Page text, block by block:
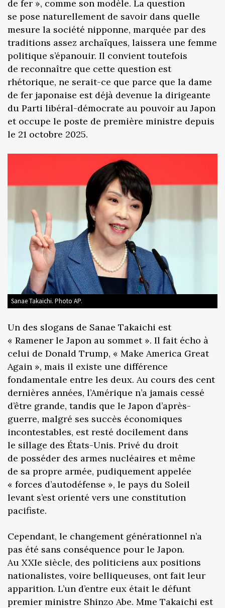
de fer », comme son modèle. La question
se pose naturellement de savoir dans quelle
mesure la société nipponne, marquée par des
traditions assez archaïques, laissera une femme
politique s’épanouir. Il convient toutefois
de reconnaître que cette question est
rhétorique, ne serait-ce que parce que la dame
de fer japonaise est déjà devenue la dirigeante
du Parti libéral-démocrate au pouvoir au Japon
et occupe le poste de première ministre depuis
le 21 octobre 2025.
Sanae Takaichi. Photo AP.
Un des slogans de Sanae Takaichi est
« Ramener le Japon au sommet ». Il fait écho à
celui de Donald Trump, « Make America Great
Again », mais il existe une différence
fondamentale entre les deux. Au cours des cent
dernières années, l’Amérique n’a jamais cessé
d’être grande, tandis que le Japon d’après-
guerre, malgré ses succès économiques
incontestables, est resté docilement dans
le sillage des États-Unis. Privé du droit
de posséder des armes nucléaires et même
de sa propre armée, pudiquement appelée
« forces d’autodéfense », le pays du Soleil
levant s’est orienté vers une constitution
pacifiste.
Cependant, le changement générationnel n’a
pas été sans conséquence pour le Japon.
Au XXIe siècle, des politiciens aux positions
nationalistes, voire belliqueuses, ont fait leur
apparition. L’un d’entre eux était le défunt
premier ministre Shinzo Abe. Mme Takaichi est